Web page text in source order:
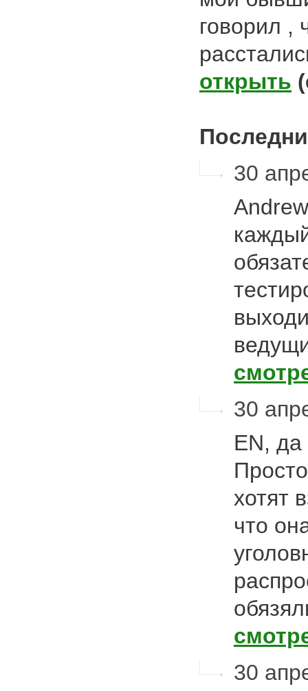
говорил ,
открыть
30
30
EN, да
хотят
что
30